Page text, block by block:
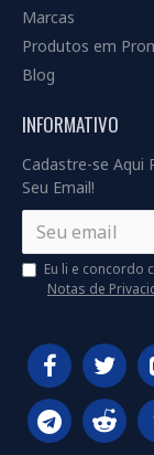
Marcas
Produtos em
Blog
INFORMATIVO
Cadastre-se Aqui
Seu Email!
Eu li e concordo
Notas de